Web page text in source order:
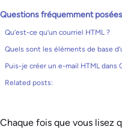
Questions fréquemment posées
Qu’est-ce qu’un courriel HTML ?
Quels sont les éléments de base
Puis-je créer un e-mail HTML dans
Related posts:
Chaque fois que vous lisez